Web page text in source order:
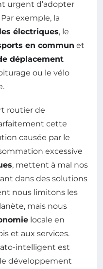
urgent d’adopter
exemple, la
électriques, le
en commun et
déplacement
ou le vélo
routier de
cette
causée par le
excessive
, mettent à mal nos
dans des solutions
nous limitons les
mais nous
locale en
et aux services.
intelligent est
développement